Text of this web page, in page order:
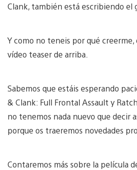
Clank, también está escribiendo el
Y como no teneis por qué creerme,
vídeo teaser de arriba.
Sabemos que estáis esperando
& Clank: Full Frontal Assault y
no tenemos nada nuevo que decir
porque os traeremos novedades
Contaremos más sobre la película